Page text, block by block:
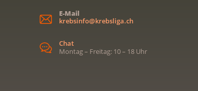
E-Mail
krebsinfo@krebsliga.ch
Chat
Montag – Freitag: 10 – 18 Uhr